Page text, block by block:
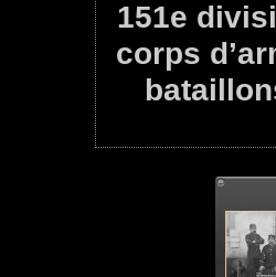
151e
corps